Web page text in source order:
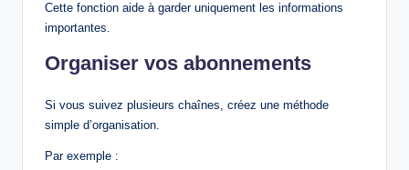
Cette fonction aide à garder uniquement les informations
importantes.
Organiser vos abonnements
Si vous suivez plusieurs chaînes, créez une méthode
simple d’organisation.
Par exemple :